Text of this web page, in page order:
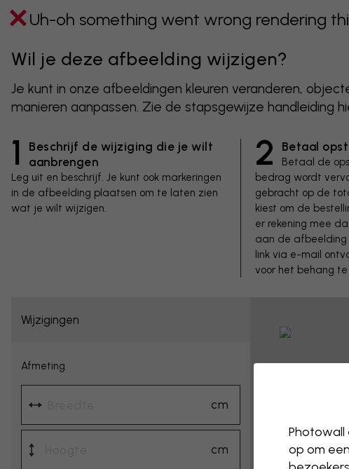
Uh-oh something went wrong rendering
Wil je deze afbeelding wijzigen?
Je kunt in onze afbeeldingen kleuren veranderen,
manieren aanpassen. Zie de stapsgewijze handleiding
1
Beschrijf de wijziging die je wilt
aanbrengen
Leg uit en beschrijf. Je kunt ook markeringen
in de afbeelding plaatsen om te laten zien
wat je wilt wijzigen.
2 Betaal
Betaal de
bedrag wordt
gebracht op de
kiest om de
er rekening mee
aan de afbeelding
link via e-mail
voor het behang
Wijzigingen
Afmeting
cm
cm
op om